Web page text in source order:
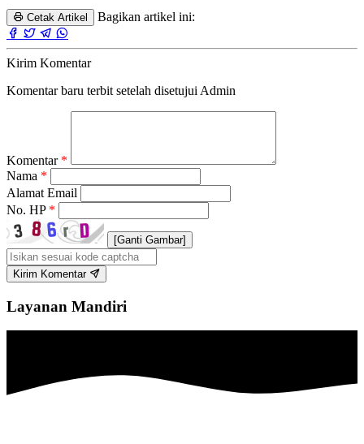
Cetak Artikel Bagikan artikel ini:
Kirim Komentar
Komentar baru terbit setelah disetujui Admin
Komentar *
Nama *
Alamat Email
No. HP *
[Ganti Gambar]
Kirim Komentar
Layanan Mandiri